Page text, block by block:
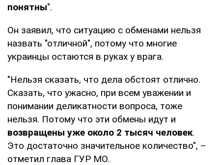
понятны".
Он заявил, что ситуацию с обменами нельзя
назвать "отличной", потому что многие
украинцы остаются в руках у врага.
"Нельзя сказать, что дела обстоят отлично.
Сказать, что ужасно, при всем уважении и
понимании деликатности вопроса, тоже
нельзя. Потому что эти обмены идут и
возвращены уже около 2 тысяч человек.
Это достаточно значительное количество", –
отметил глава ГУР МО.